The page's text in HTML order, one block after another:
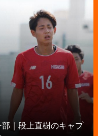
｜段上直樹のキャプ